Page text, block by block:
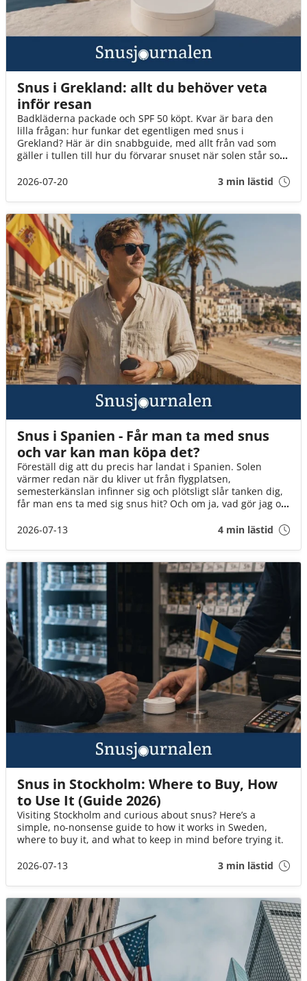
Snus i Grekland: allt du behöver veta
inför resan
Badkläderna packade och SPF 50 köpt. Kvar är bara den
lilla frågan: hur funkar det egentligen med snus i
Grekland? Här är din snabbguide, med allt från vad som
gäller i tullen till hur du förvarar snuset när solen står som
2026-07-20
3 min lästid
Snus i Spanien - Får man ta med snus
och var kan man köpa det?
Föreställ dig att du precis har landat i Spanien. Solen
värmer redan när du kliver ut från flygplatsen,
semesterkänslan infinner sig och plötsligt slår tanken dig,
får man ens ta med sig snus hit? Och om ja, vad gör jag om
veta innan flyget går till Spanien!
2026-07-13 4 min lästid
Snus in Stockholm: Where to Buy, How
to Use It (Guide 2026)
Visiting Stockholm and curious about snus? Here’s a
simple, no-nonsense guide to how it works in Sweden,
where to buy it, and what to keep in mind before trying it.
2026-07-13
3 min lästid